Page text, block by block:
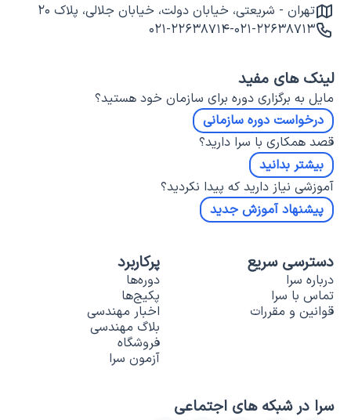
تهران - شریعتی، خیابان دولت، خیابان جلالی، پلاک ۲۰
۰۲۱-۲۲۶۳۸۷۱۳-۰۲۱-۲۲۶۳۸۷۱۴
لینک های مفید
مایل به برگزاری دوره برای سازمان خود هستید؟
درخواست دوره سازمانی
قصد همکاری با سرا دارید؟
بیشتر بدانید
آموزشی نیاز دارید که پیدا نکردید؟
پیشنهاد آموزش جدید
دسترسی سریع
درباره سرا
تماس با سرا
قوانین و مقررات
پرکاربرد
دوره‌ها
پکیج‌ها
اخبار مهندسی
بلاگ مهندسی
فروشگاه
آزمون سرا
سرا در شبکه های اجتماعی